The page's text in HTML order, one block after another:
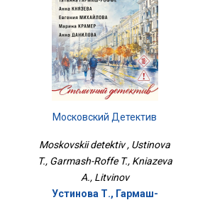
Московский Детектив
Moskovskii detektiv , Ustinova
T., Garmash-Roffe T., Kniazeva
A., Litvinov
Устинова Т., Гармаш-